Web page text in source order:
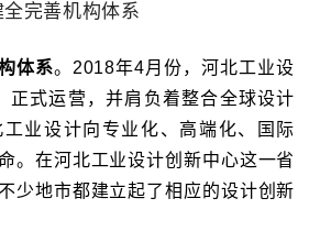
全完善机构体系
体系。 2018年4月份，河北工业设
正式运营，并肩负着整合全球设计
业设计向专业化、高端化、国际
。 在河北工业设计创新中心这一省
少地市都建立起了相应的设计创新